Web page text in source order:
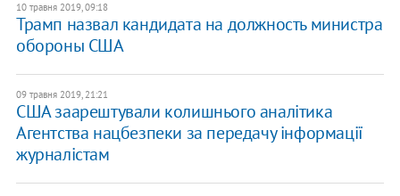
10 травня 2019, 09:18
Трамп назвал кандидата на должность министра
обороны США
09 травня 2019, 21:21
США заарештували колишнього аналітика
Агентства нацбезпеки за передачу інформації
журналістам